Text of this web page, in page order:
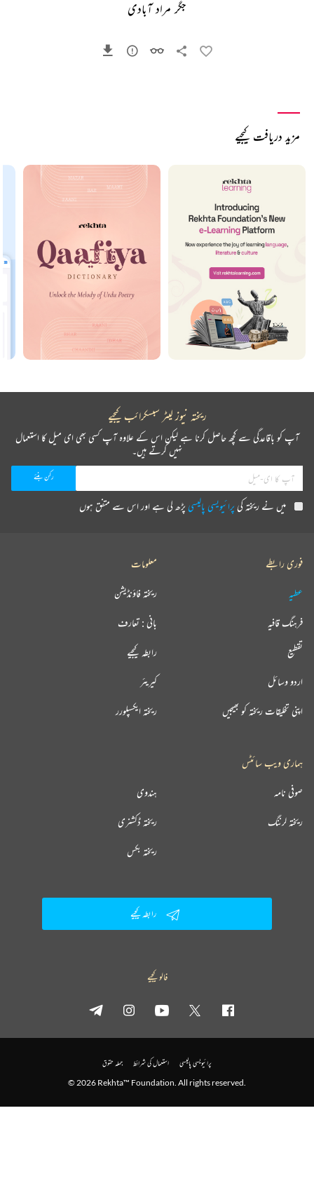
جگر مراد آبادی
مزید دریافت کیجیے
ریختہ نیوز لیٹر سبسکرائب کیجیے
آپ کو باقاعدگی سے کچھ حاصل کرنا ہے لیکن اس کے علاوہ آپ کسی بھی ای میل کا استعمال
نہیں کرتے ہیں۔
میں نے ریختہ کیپرائیویسی پالیسیپڑھ لی ہے اور اس سے متفق ہوں
فوری رابطے
عطیہ
فرہنگ قافیہ
تقطیع
اردو وسائل
اپنی تخلیقات ریختہ کو بھیجیں
معلومات
ریختہ فاؤنڈیشن
بانی : تعارف
رابطہ کیجیے
کیریئر
ریختہ ایکسپلورر
ہماری ویب سائٹس
ہندوی صوفی نامہ
ریختہ ڈکشنری ریختہ لرننگ
ریختہ بکس
رابطہ کیجیے
فالو کیجیے
پرائیویسی پالیسی استعمال کی شرائط جملہ حقوق
© 2026 Rekhta™ Foundation. All rights reserved.